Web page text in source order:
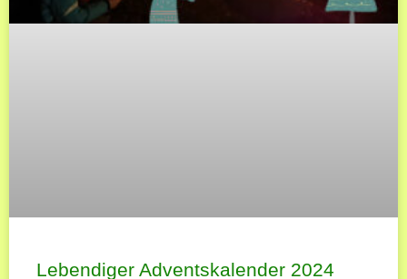
Lebendiger Adventskalender 2024